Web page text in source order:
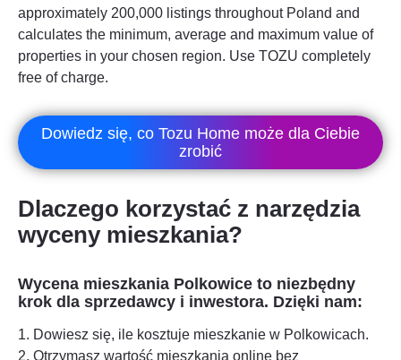
approximately 200,000 listings throughout Poland and
calculates the minimum, average and maximum value of
properties in your chosen region. Use TOZU completely
free of charge.
Dowiedz się, co Tozu Home może dla Ciebie
zrobić
Dlaczego korzystać z narzędzia
wyceny mieszkania?
Wycena mieszkania Polkowice to niezbędny
krok dla sprzedawcy i inwestora. Dzięki nam:
1. Dowiesz się, ile kosztuje mieszkanie w Polkowicach.
2. Otrzymasz wartość mieszkania online bez